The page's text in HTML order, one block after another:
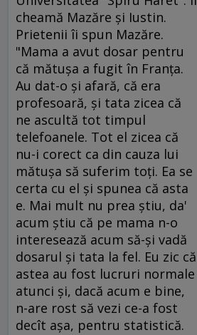
cheamă Mazăre şi Iustin.
Prietenii îi spun Mazăre.
"Mama a avut dosar pentru
că mătuşa a fugit în Franţa.
Au dat-o şi afară, că era
profesoară, şi tata zicea că
ne ascultă tot timpul
telefoanele. Tot el zicea că
nu-i corect ca din cauza lui
mătuşa să suferim toţi. Ea se
certa cu el şi spunea că asta
e. Mai mult nu prea ştiu, da'
acum ştiu că pe mama n-o
interesează acum să-şi vadă
dosarul şi tata la fel. Eu zic că
astea au fost lucruri normale
atunci şi, dacă acum e bine,
n-are rost să vezi ce-a fost
decît aşa, pentru statistică.